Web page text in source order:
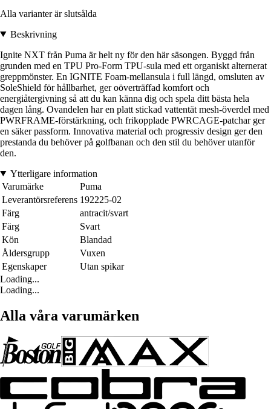
Alla varianter är slutsålda
Beskrivning
Ignite NXT från Puma är helt ny för den här säsongen. Byggd från
grunden med en TPU Pro-Form TPU-sula med ett organiskt alternerat
greppmönster. En IGNITE Foam-mellansula i full längd, omsluten av
SoleShield för hållbarhet, ger oöverträffad komfort och
energiåtergivning så att du kan känna dig och spela ditt bästa hela
dagen lång. Ovandelen har en platt stickad vattentät mesh-överdel med
PWRFRAME-förstärkning, och frikopplade PWRCAGE-patchar ger
en säker passform. Innovativa material och progressiv design ger den
prestanda du behöver på golfbanan och den stil du behöver utanför
den.
Ytterligare information
Varumärke
Puma
Leverantörsreferens 192225-02
Färg
antracit/svart
Färg
Svart
Kön
Blandad
Åldersgrupp
Vuxen
Egenskaper
Utan spikar
Loading...
Loading...
Alla våra varumärken